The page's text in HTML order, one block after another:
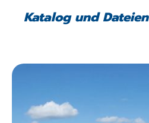
Katalog und Dateien